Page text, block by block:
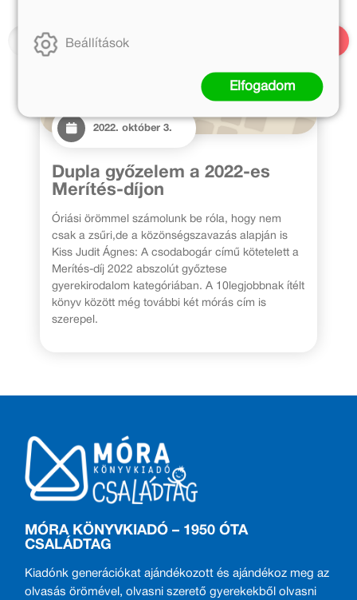
2022. október 3.
Dupla győzelem a 2022-es
Merítés-díjon
Óriási örömmel számolunk be róla, hogy nem
csak a zsűri,de a közönségszavazás alapján is
Kiss Judit Ágnes: A csodabogár című kötetelett a
Merítés-díj 2022 abszolút győztese
gyerekirodalom kategóriában. A 10legjobbnak ítélt
könyv között még további két mórás cím is
szerepel.
MÓRA KÖNYVKIADÓ – 1950 ÓTA
CSALÁDTAG
Kiadónk generációkat ajándékozott és ajándékoz meg az
olvasás örömével, olvasni szerető gyerekekből olvasni
Beállítások
Elfogadom